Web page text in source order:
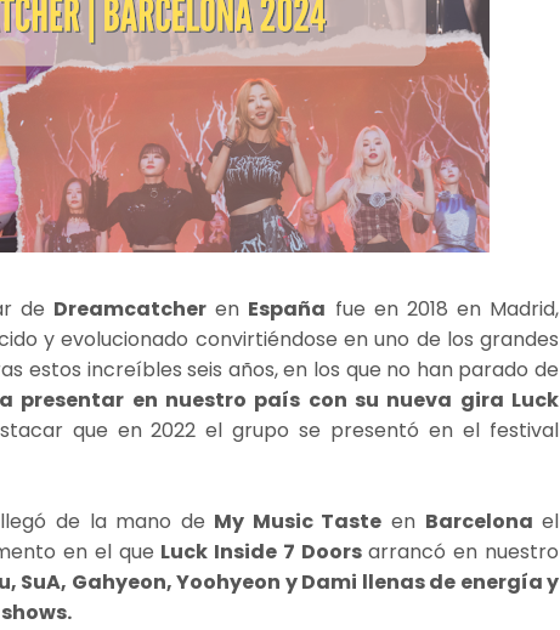
de Dreamcatcher en España fue en 2018 en Madrid,
y evolucionado convirtiéndose en uno de los grandes
estos increíbles seis años, en los que no han parado de
presentar en nuestro país con su nueva gira Luck
que en 2022 el grupo se presentó en el festival
de la mano de My Music Taste en Barcelona el
en el que Luck Inside 7 Doorsarrancó en nuestro
SuA, Gahyeon, Yoohyeon y Dami llenas de energía y